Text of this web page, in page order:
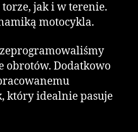
jak i w terenie.
motocykla.
obrotów. Dodatkowo
który idealnie pasuje